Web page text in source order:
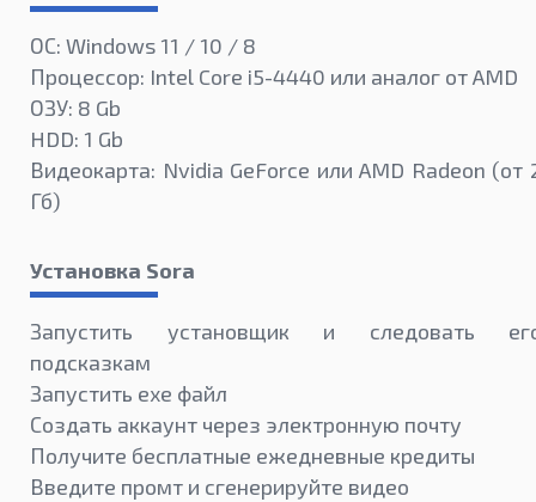
ОС: Windows 11 / 10 / 8
Процессор: Intel Core i5-4440 или аналог от AMD
ОЗУ: 8 Gb
HDD: 1 Gb
Видеокарта: Nvidia GeForce или AMD Radeon (от
Гб)
Установка Sora
Запустить установщик и следовать
подсказкам
Запустить exe файл
Создать аккаунт через электронную почту
Получите бесплатные ежедневные кредиты
Введите промт и сгенерируйте видео